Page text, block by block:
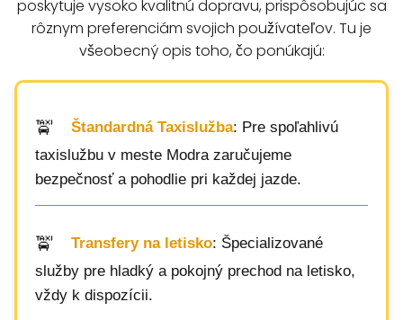
poskytuje vysoko kvalitnú dopravu, prispôsobujúc sa
rôznym preferenciám svojich používateľov. Tu je
všeobecný opis toho, čo ponúkajú:
Štandardná Taxislužba: Pre spoľahlivú
taxislužbu v meste Modra zaručujeme
bezpečnosť a pohodlie pri každej jazde.
Transfery na letisko: Špecializované
služby pre hladký a pokojný prechod na letisko,
vždy k dispozícii.